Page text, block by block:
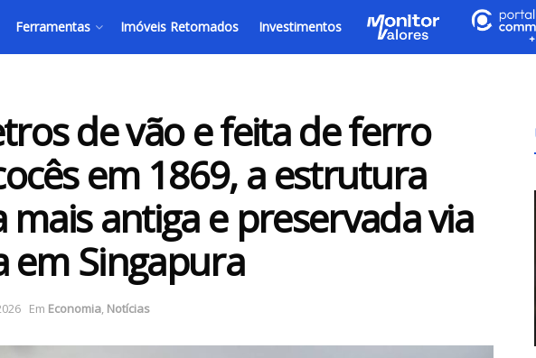
Ferramentas Imóveis Retomados Investimentos
de vão e feita de ferro
em 1869, a estrutura
mais antiga e preservada via
em Singapura
Em Economia, Notícias